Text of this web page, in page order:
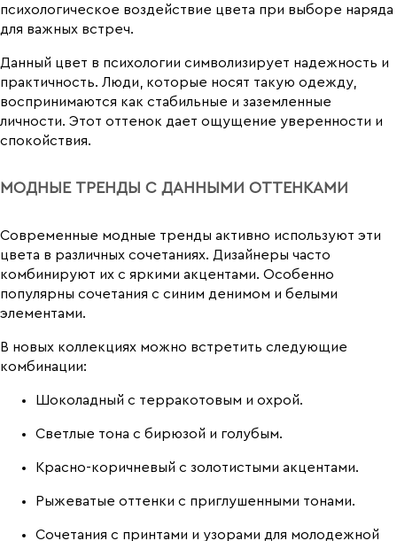
психологическое воздействие цвета при выборе наряда
для важных встреч.
Данный цвет в психологии символизирует надежность и
практичность. Люди, которые носят такую одежду,
воспринимаются как стабильные и заземленные
личности. Этот оттенок дает ощущение уверенности и
спокойствия.
МОДНЫЕ ТРЕНДЫ С ДАННЫМИ ОТТЕНКАМИ
Современные модные тренды активно используют эти
цвета в различных сочетаниях. Дизайнеры часто
комбинируют их с яркими акцентами. Особенно
популярны сочетания с синим денимом и белыми
элементами.
В новых коллекциях можно встретить следующие
комбинации:
Шоколадный с терракотовым и охрой.
Светлые тона с бирюзой и голубым.
Красно-коричневый с золотистыми акцентами.
Рыжеватые оттенки с приглушенными тонами.
Сочетания с принтами и узорами для молодежной